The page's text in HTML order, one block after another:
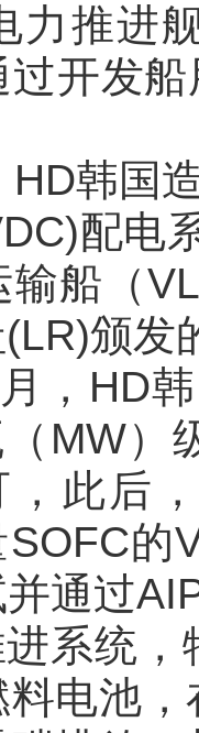
力推进
开发
韩国造
配电
船（
颁发
HD韩
MW）
此后
的
通过
系统
电池